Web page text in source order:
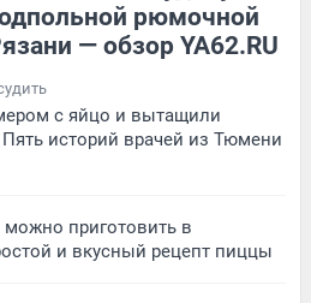
рюмочной
— обзор YA62.RU
с яйцо и вытащили
историй врачей из Тюмени
можно приготовить в
и вкусный рецепт пиццы